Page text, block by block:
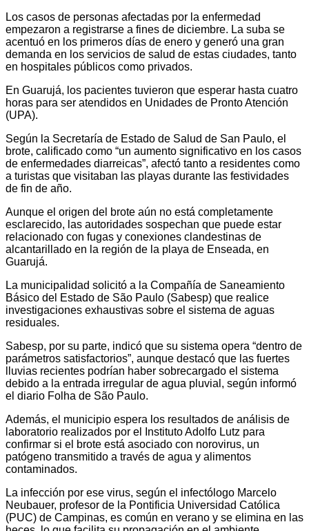
Los casos de personas afectadas por la enfermedad
empezaron a registrarse a fines de diciembre. La suba se
acentuó en los primeros días de enero y generó una gran
demanda en los servicios de salud de estas ciudades, tanto
en hospitales públicos como privados.
En Guarujá, los pacientes tuvieron que esperar hasta cuatro
horas para ser atendidos en Unidades de Pronto Atención
(UPA).
Según la Secretaría de Estado de Salud de San Paulo, el
brote, calificado como “un aumento significativo en los casos
de enfermedades diarreicas”, afectó tanto a residentes como
a turistas que visitaban las playas durante las festividades
de fin de año.
Aunque el origen del brote aún no está completamente
esclarecido, las autoridades sospechan que puede estar
relacionado con fugas y conexiones clandestinas de
alcantarillado en la región de la playa de Enseada, en
Guarujá.
La municipalidad solicitó a la Compañía de Saneamiento
Básico del Estado de São Paulo (Sabesp) que realice
investigaciones exhaustivas sobre el sistema de aguas
residuales.
Sabesp, por su parte, indicó que su sistema opera “dentro de
parámetros satisfactorios”, aunque destacó que las fuertes
lluvias recientes podrían haber sobrecargado el sistema
debido a la entrada irregular de agua pluvial, según informó
el diario Folha de São Paulo.
Además, el municipio espera los resultados de análisis de
laboratorio realizados por el Instituto Adolfo Lutz para
confirmar si el brote está asociado con norovirus, un
patógeno transmitido a través de agua y alimentos
contaminados.
La infección por ese virus, según el infectólogo Marcelo
Neubauer, profesor de la Pontificia Universidad Católica
(PUC) de Campinas, es común en verano y se elimina en las